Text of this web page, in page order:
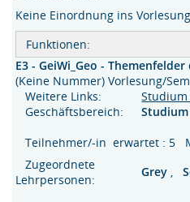
Keine Einordnung ins
Funktionen:
E3 - GeiWi_Geo -
(Keine Nummer) Vorlesung/
Weitere Links:
Studium
Geschäftsbereich:
Studium
Teilnehmer/-in erwartet : 5
Zugeordnete
Lehrpersonen:
Grey ,